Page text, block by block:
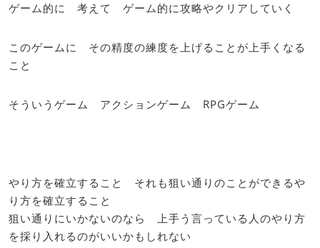
ゲーム的に 考えて ゲーム的に攻略やクリアしていく
このゲームに その精度の練度を上げることが上手くなる
こと
そういうゲーム アクションゲーム RPGゲーム
やり方を確立すること それも狙い通りのことができるや
り方を確立すること
狙い通りにいかないのなら 上手う言っている人のやり方
を採り入れるのがいいかもしれない